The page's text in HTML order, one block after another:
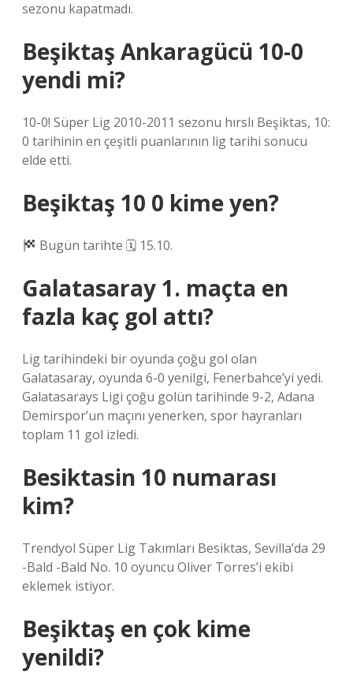
sezonu kapatmadı.
Beşiktaş Ankaragücü 10-0
yendi mi?
10-0! Süper Lig 2010-2011 sezonu hırslı Beşiktas, 10:
0 tarihinin en çeşitli puanlarının lig tarihi sonucu
elde etti.
Beşiktaş 10 0 kime yen?
Bugün tarihte 🗓 15.10.
Galatasaray 1. maçta en
fazla kaç gol attı?
Lig tarihindeki bir oyunda çoğu gol olan
Galatasaray, oyunda 6-0 yenilgi, Fenerbahce’yi yedi.
Galatasarays Ligi çoğu golün tarihinde 9-2, Adana
Demirspor’un maçını yenerken, spor hayranları
toplam 11 gol izledi.
Besiktasin 10 numarası
kim?
Trendyol Süper Lig Takımları Besiktas, Sevilla’da 29
-Bald -Bald No. 10 oyuncu Oliver Torres’i ekibi
eklemek istiyor.
Beşiktaş en çok kime
yenildi?